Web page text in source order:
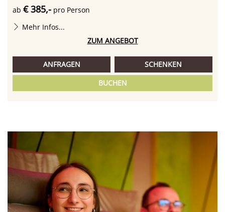
ab € 385,- pro Person
Mehr Infos...
ZUM ANGEBOT
ANFRAGEN
SCHENKEN
BUCHEN